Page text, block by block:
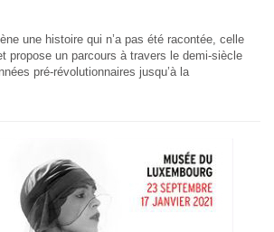
une histoire qui n’a pas été racontée, celle
propose un parcours à travers le demi-siècle
pré-révolutionnaires jusqu’à la